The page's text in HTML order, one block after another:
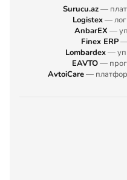
Surucu.az—
Logistex—
AnbarEX —
Finex ERP—
Lombardex—
EAVTO—
AvtoiCare—